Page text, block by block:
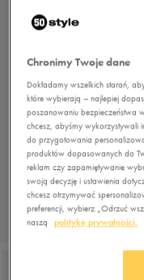
Chronimy Twoje dane
Dokładamy wszelkich starań,
które wybierają – najlepiej
poszanowaniu bezpieczeństwa
chcesz, abyśmy wykorzystywali
do przygotowania
produktów dopasowanych do
reklam czy zapamiętywanie
swoją decyzję i ustawienia
chcesz otrzymywać
preferencji, wybierz „Odrzuć
naszą
politykę prywatności.